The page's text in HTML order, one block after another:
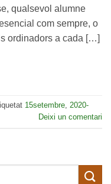
qualsevol alumne
com sempre, o
ordinadors a cada […]
15setembre, 2020-
Deixi un comentari